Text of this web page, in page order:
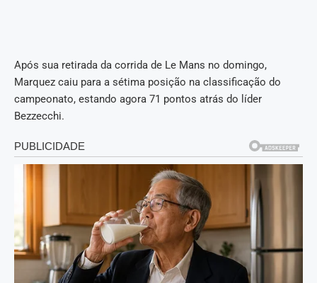
Após sua retirada da corrida de Le Mans no domingo,
Marquez caiu para a sétima posição na classificação do
campeonato, estando agora 71 pontos atrás do líder
Bezzecchi.